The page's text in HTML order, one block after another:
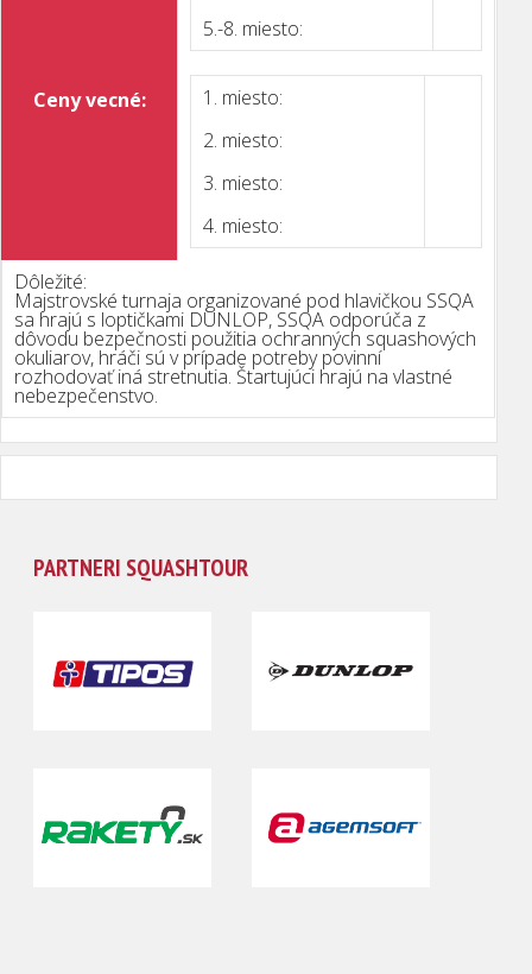
5.-8. miesto:
Ceny vecné:
1. miesto:
2. miesto:
3. miesto:
4. miesto:
Dôležité:
Majstrovské turnaja organizované pod hlavičkou SSQA
sa hrajú s loptičkami DUNLOP, SSQA odporúča z
dôvodu bezpečnosti použitia ochranných squashových
okuliarov, hráči sú v prípade potreby povinní
rozhodovať iná stretnutia. Štartujúci hrajú na vlastné
nebezpečenstvo.
PARTNERI SQUASHTOUR